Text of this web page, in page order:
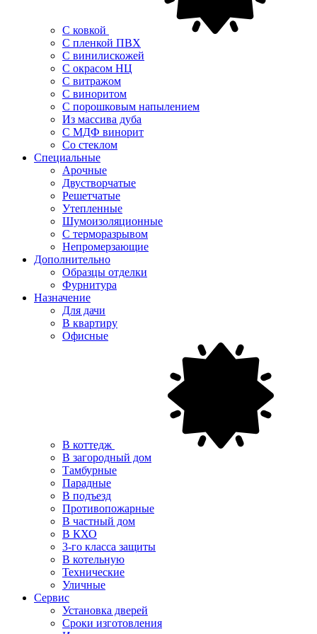
С ковкой
С пленкой ПВХ
С винилискожей
С окрасом НЦ
С витражом
С виноритом
С порошковым напылением
Из массива дуба
С МДФ винорит
Со стеклом
Специальные
Арочные
Двустворчатые
Решетчатые
Утепленные
Шумоизоляционные
С терморазрывом
Непромерзающие
Дополнительно
Образцы отделки
Фурнитура
Назначение
Для дачи
В квартиру
Офисные
В коттедж
В загородный дом
Тамбурные
Парадные
В подъезд
Противопожарные
В частный дом
В КХО
3-го класса защиты
В котельную
Технические
Уличные
Сервис
Установка дверей
Сроки изготовления